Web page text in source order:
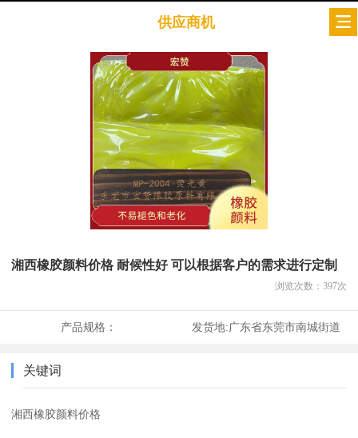
供应商机
湘西橡胶颜料价格 耐候性好 可以根据客户的需求进行定制
浏览次数： 397次
产品规格： 发货地:广东省东莞市南城街道
关键词
湘西橡胶颜料价格